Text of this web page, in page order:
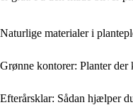
Naturlige materialer i
Grønne kontorer: Planter
Efterårsklar: Sådan hjælper